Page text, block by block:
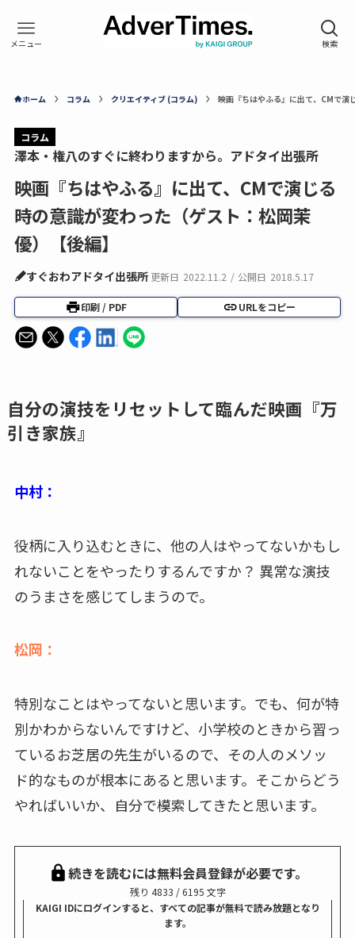
ホーム コラム クリエイティブ (コラム) 映画『ちはやふる』に出て、CMで演
コラム
澤本・権八のすぐに終わりますから。アドタイ出張所
映画『ちはやふる』に出て、CMで演じる
時の意識が変わった（ゲスト：松岡茉
優）【後編】
すぐおわアドタイ出張所 更新日 2022.11.2 / 公開日 2018.5.17
印刷 / PDF URLをコピー
自分の演技をリセットして臨んだ映画『万
引き家族』
中村：
役柄に入り込むときに、他の人はやってないかもし
れないことをやったりするんですか？ 異常な演技
のうまさを感じてしまうので。
松岡：
特別なことはやってないと思います。でも、何が特
別かわからないんですけど、小学校のときから習っ
ているお芝居の先生がいるので、その人のメソッ
ド的なものが根本にあると思います。そこからどう
やればいいか、自分で模索してきたと思います。
続きを読むには無料会員登録が必要です。
残り 4833 / 6195 文字
KAIGI IDにログインすると、すべての記事が無料で読み放題となり
ます。